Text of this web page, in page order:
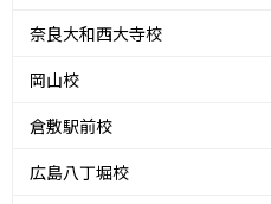
奈良大和西大寺校
岡山校
倉敷駅前校
広島八丁堀校